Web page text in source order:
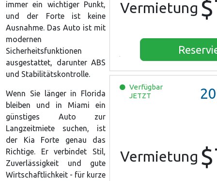
Vermietung
Verfügbar
JETZT
Vermietung
immer ein wichtiger Punkt,
und der Forte ist keine
Ausnahme. Das Auto ist mit
modernen
Sicherheitsfunktionen
ausgestattet, darunter ABS
und Stabilitätskontrolle.
Wenn Sie länger in Florida
bleiben und in Miami ein
günstiges Auto zur
Langzeitmiete suchen, ist
der Kia Forte genau das
Richtige. Er verbindet Stil,
Zuverlässigkeit und gute
Wirtschaftlichkeit - für kurze